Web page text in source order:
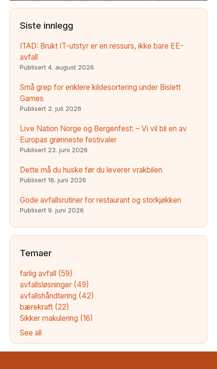
Siste innlegg
ITAD: Brukt IT-utstyr er en ressurs, ikke bare EE-
avfall
Publisert 4. august 2026
Små grep for enklere kildesortering under Bislett
Games
Publisert 2. juli 2026
Live Nation Norge og Bergenfest: – Vi vil bli en av
Europas grønneste festivaler
Publisert 23. juni 2026
Dette må du huske før du leverer vrakbilen
Publisert 16. juni 2026
Gode avfallsrutiner for restaurant og storkjøkken
Publisert 9. juni 2026
Temaer
farlig avfall (59)
avfallsløsninger (49)
avfallshåndtering (42)
bærekraft (22)
Sikker makulering (16)
See all